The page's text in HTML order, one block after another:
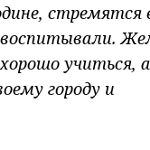
стремятся
учиться,
городу и